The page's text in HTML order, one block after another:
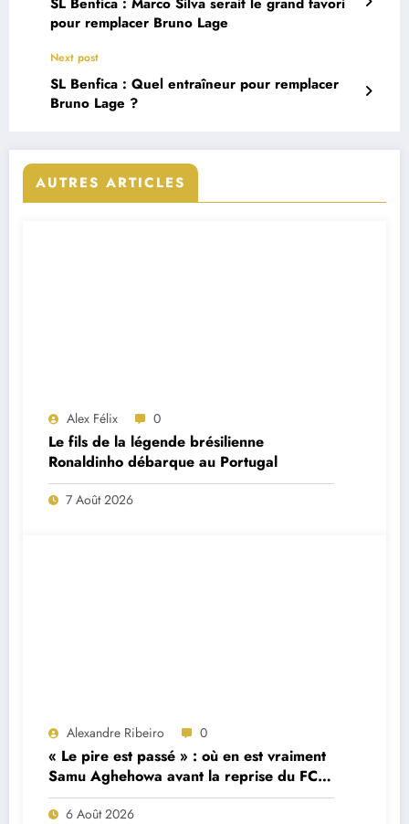
pour remplacer Bruno Lage
Next post
SL Benfica : Quel entraîneur pour remplacer
Bruno Lage ?
AUTRES ARTICLES
Alex Félix 0
Le fils de la légende brésilienne
Ronaldinho débarque au Portugal
7 Août 2026
Alexandre Ribeiro 0
« Le pire est passé » : où en est vraiment
Samu Aghehowa avant la reprise du FC
Porto ?
6 Août 2026